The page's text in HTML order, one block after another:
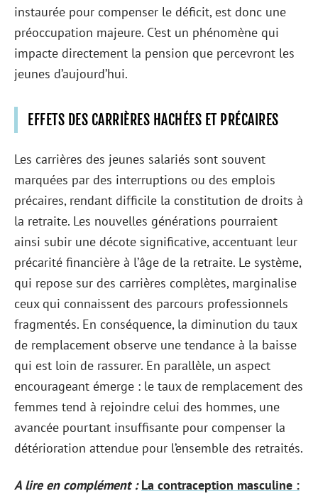
instaurée pour compenser le déficit, est donc une
préoccupation majeure. C’est un phénomène qui
impacte directement la pension que percevront les
jeunes d’aujourd’hui.
EFFETS DES CARRIÈRES HACHÉES ET PRÉCAIRES
Les carrières des jeunes salariés sont souvent
marquées par des interruptions ou des emplois
précaires, rendant difficile la constitution de droits à
la retraite. Les nouvelles générations pourraient
ainsi subir une décote significative, accentuant leur
précarité financière à l’âge de la retraite. Le système,
qui repose sur des carrières complètes, marginalise
ceux qui connaissent des parcours professionnels
fragmentés. En conséquence, la diminution du taux
de remplacement observe une tendance à la baisse
qui est loin de rassurer. En parallèle, un aspect
encourageant émerge : le taux de remplacement des
femmes tend à rejoindre celui des hommes, une
avancée pourtant insuffisante pour compenser la
détérioration attendue pour l’ensemble des retraités.
A lire en complément : La contraception masculine :